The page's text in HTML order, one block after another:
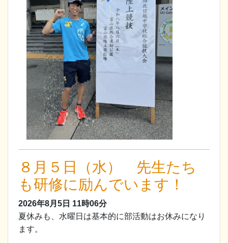
８月５日（水） 先生たち
も研修に励んでいます！
2026年8月5日 11時06分
夏休みも、水曜日は基本的に部活動はお休みになり
ます。